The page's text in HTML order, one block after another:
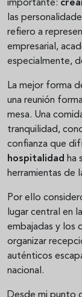
importante:
las
refiero a
empresarial,
especialmente,
La mejor forma
una reunión
mesa. Una
tranquilidad,
confianza que
hospitalidad ha
herramientas de
Por ello
lugar central en
embajadas y los
organizar
auténticos
nacional.